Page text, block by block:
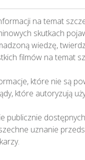
na temat
skutkach
wiedzę,
filmów na temat
które nie są
które autoryzują
publicznie
uznanie